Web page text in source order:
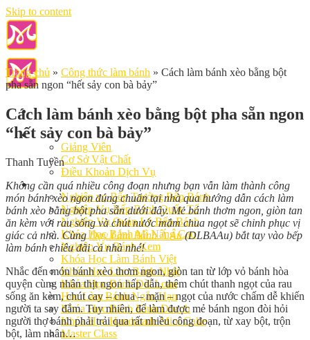
Skip to content
Giới Thiệu
Giảng Viên
Cơ Sở Vật Chất
Điều Khoản Dịch Vụ
Học Làm Bánh
Nghiệp vụ Bếp Trưởng Bếp Bánh
Nghiệp Vụ Bếp Bánh Quốc Tế
Nghiệp Vụ Quản Lý Bếp Bánh
Khóa Học Bánh Mì Nâng Cao
Nghiệp Vụ Bánh Kem
Khóa Học Làm Bánh Việt
Khóa Học Làm Bánh Nhật
Khóa Học Bánh Đài Loan
Học Làm Bánh Ngắn Hạn
Khóa Học Bánh Kinh Doanh
Khóa Học Handmade Mini Cake
Master Class
Trang chủ » Công thức làm bánh » Cách làm bánh xèo bằng bột
pha sẵn ngon “hết sảy con bà bảy”
Cách làm bánh xèo bằng bột pha sẵn ngon
“hết sảy con bà bảy”
Thanh Tuyền
Không cần quá nhiều công đoạn nhưng bạn vẫn làm thành công
món bánh xèo ngon đúng chuẩn tại nhà qua hướng dẫn cách làm
bánh xèo bằng bột pha sẵn dưới đây. Mẻ bánh thơm ngon, giòn tan
ăn kèm với rau sống và chút nước mắm chua ngọt sẽ chinh phục vị
giác cả nhà. CùngDạy Làm Bánh Á Âu(DLBAAu) bắt tay vào bếp
làm bánh chiêu đãi cả nhà nhé!
Nhắc đến món bánh xèo thơm ngon, giòn tan từ lớp vỏ bánh hòa
quyện cùng nhân thịt ngon hấp dẫn, thêm chút thanh ngọt của rau
sống ăn kèm, chút cay – chua – mặn – ngọt của nước chấm dễ khiến
người ta say đắm. Tuy nhiên, để làm được mẻ bánh ngon đòi hỏi
người thợ bánh phải trải qua rất nhiều công đoạn, từ xay bột, trộn
bột, làm nhân…